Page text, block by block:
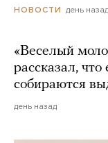
НОВОСТИ день назад
«Веселый
рассказал,
собираются
день назад